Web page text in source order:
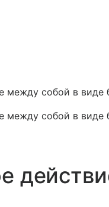
между собой в виде
между собой в виде